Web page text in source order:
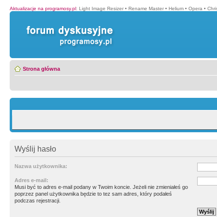
Aktualizacje na programosy.pl: Light Image Resizer • Rename Master • Helium • Opera •
Strona główna
Wyślij hasło
Nazwa użytkownika:
Adres e-mail:
Musi być to adres e-mail podany w Twoim koncie. Jeżeli nie zmieniałeś go
poprzez panel użytkownika będzie to tez sam adres, który podałeś
podczas rejestracji.